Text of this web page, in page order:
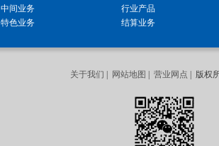
中间业务
特色业务
行业产品
结算业务
关于我们 网站地图 营业网点 | 版权